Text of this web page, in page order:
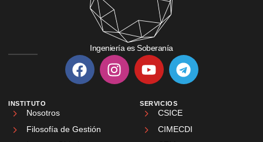
Ingeniería es Soberanía
INSTITUTO
Nosotros
Filosofía de Gestión
SERVICIOS
CSICE
CIMECDI